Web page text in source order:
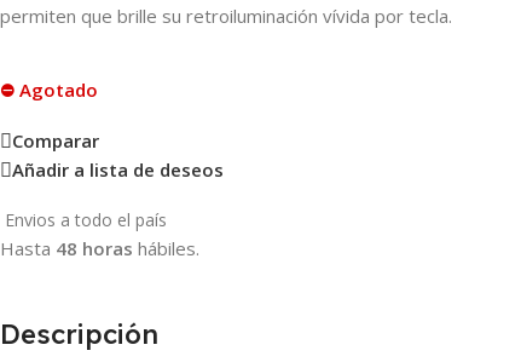
permiten que brille su retroiluminación vívida por tecla.
⛔ Agotado
Comparar
Añadir a lista de deseos
Envios a todo el país
Hasta 48 horas hábiles.
Descripción